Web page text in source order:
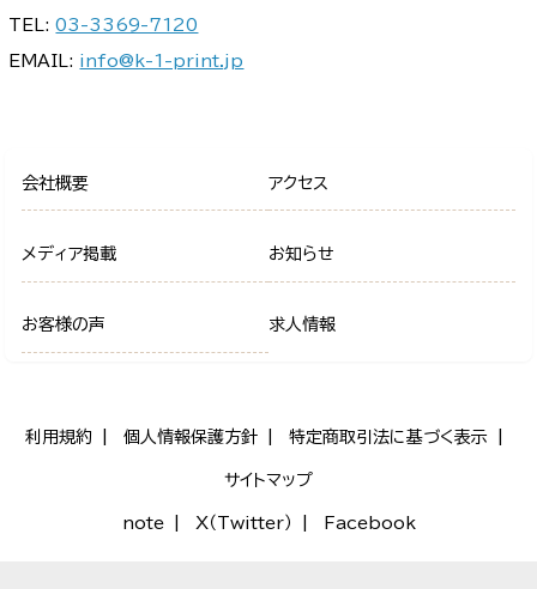
TEL:03-3369-7120
EMAIL: info@k-1-print.jp
会社概要 アクセス
メディア掲載 お知らせ
お客様の声 求人情報
利用規約 個人情報保護方針 特定商取引法に基づく表示
サイトマップ
note X（Twitter） Facebook